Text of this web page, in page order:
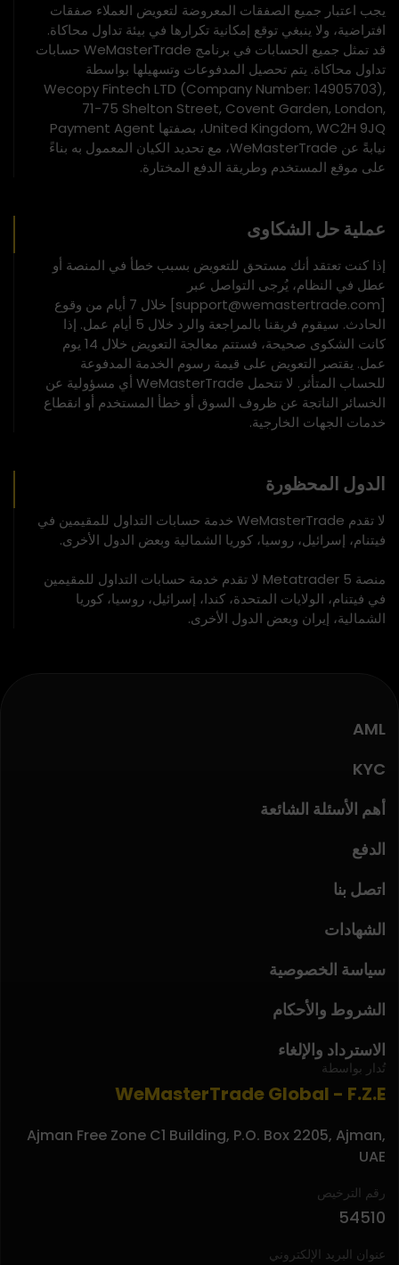
يجب اعتبار جميع الصفقات المعروضة لتعويض العملاء صفقات
افتراضية، ولا ينبغي توقع إمكانية تكرارها في بيئة تداول محاكاة.
قد تمثل جميع الحسابات في برنامج WeMasterTrade حسابات
تداول محاكاة. يتم تحصيل المدفوعات وتسهيلها بواسطة
Wecopy Fintech LTD (Company Number: 14905703),
71-75 Shelton Street, Covent Garden, London,
United Kingdom, WC2H 9JQ، بصفتها Payment Agent
نيابةً عن WeMasterTrade، مع تحديد الكيان المعمول به بناءً
على موقع المستخدم وطريقة الدفع المختارة.
عملية حل الشكاوى
إذا كنت تعتقد أنك مستحق للتعويض بسبب خطأ في المنصة أو
عطل في النظام، يُرجى التواصل عبر
[support@wemastertrade.com] خلال 7 أيام من وقوع
الحادث. سيقوم فريقنا بالمراجعة والرد خلال 5 أيام عمل. إذا
كانت الشكوى صحيحة، فستتم معالجة التعويض خلال 14 يوم
عمل. يقتصر التعويض على قيمة رسوم الخدمة المدفوعة
للحساب المتأثر. لا تتحمل WeMasterTrade أي مسؤولية عن
الخسائر الناتجة عن ظروف السوق أو خطأ المستخدم أو انقطاع
خدمات الجهات الخارجية.
الدول المحظورة
لا تقدم WeMasterTrade خدمة حسابات التداول للمقيمين في
فيتنام، إسرائيل، روسيا، كوريا الشمالية وبعض الدول الأخرى.
منصة Metatrader 5 لا تقدم خدمة حسابات التداول للمقيمين
في فيتنام، الولايات المتحدة، كندا، إسرائيل، روسيا، كوريا
الشمالية، إيران وبعض الدول الأخرى.
تُدار بواسطة
WeMasterTrade Global - F.Z.E
Ajman Free Zone C1 Building, P.O. Box 2205, Ajman,
UAE
رقم الترخيص
54510
عنوان البريد الإلكتروني
AML
KYC
أهم الأسئلة الشائعة
الدفع
اتصل بنا
الشهادات
سياسة الخصوصية
الشروط والأحكام
الاسترداد والإلغاء